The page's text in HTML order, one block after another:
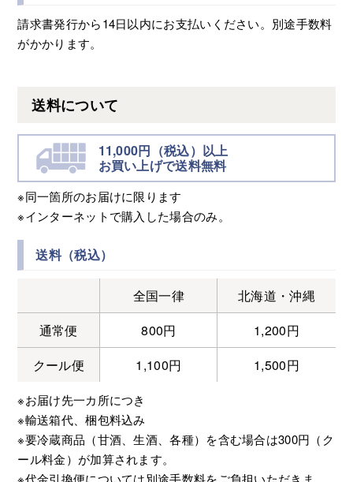
請求書発行から14日以内にお支払いください。別途手数料
がかかります。
送料について
11,000円（税込）以上
お買い上げで送料無料
※同一箇所のお届けに限ります
※インターネットで購入した場合のみ。
送料（税込）
全国一律
北海道・沖縄
通常便
800円
1,200円
クール便
1,100円 1,500円
※お届け先一カ所につき
※輸送箱代、梱包料込み
※要冷蔵商品（甘酒、生酒、各種）を含む場合は300円（ク
ール料金）が加算されます。
※代金引換便については別途手数料をご負担いただきま